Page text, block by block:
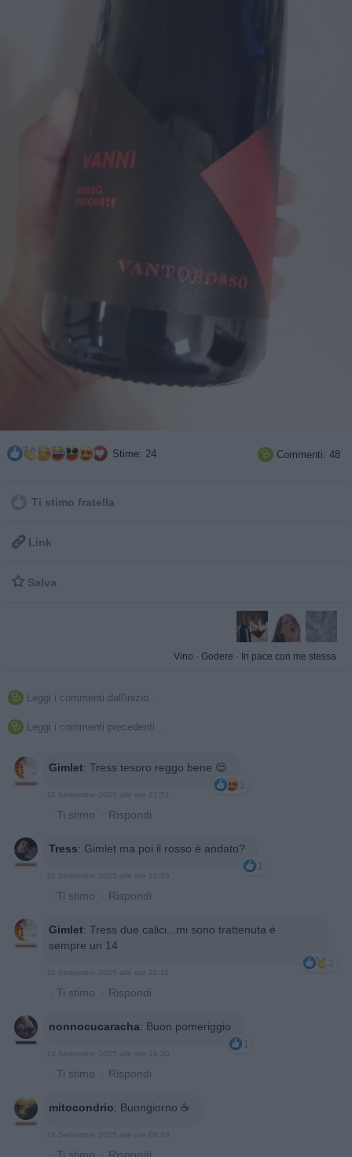
Stime: 24  Commenti: 48
Ti stimo fratella
 Link
 Salva
Vino · Godere · In pace con me stessa
 Leggi i commenti dall'inizio...
 Leggi i commenti precedenti...
Gimlet: Tress tesoro reggo bene 😌
2
· Ti stimo · Rispondi
Tress: Gimlet ma poi il rosso è andato?
1
· Ti stimo · Rispondi
Gimlet: Tress due calici...mi sono trattenuta è
sempre un 14
2
· Ti stimo · Rispondi
nonnocucaracha: Buon pomeriggio
1
· Ti stimo · Rispondi
mitocondrio: Buongiorno ☕️